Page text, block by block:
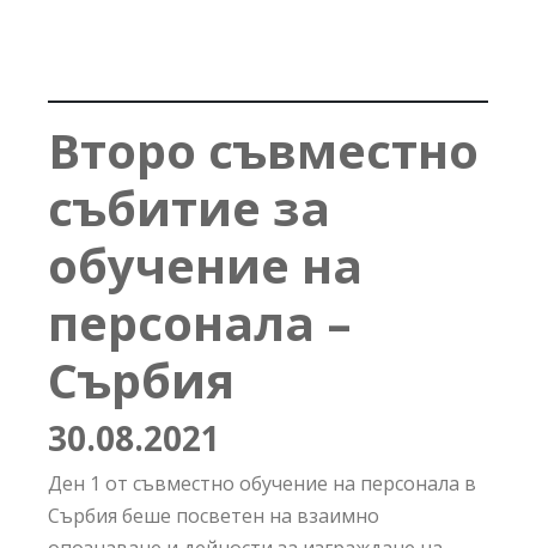
Второ съвместно
събитие за
обучение на
персонала –
Сърбия
30.08.2021
Ден 1 от съвместно обучение на персонала в
Сърбия беше посветен на взаимно